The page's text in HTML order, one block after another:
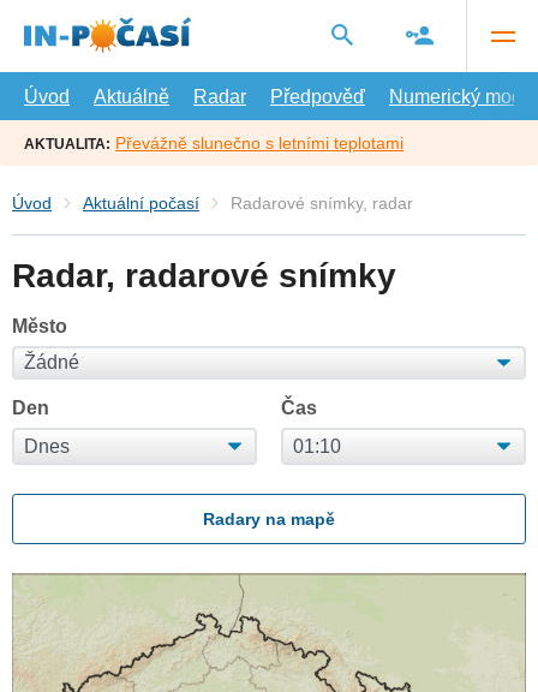
hlavní
Úvod
Aktuálně Radar Předpověď Numerický model
AKTUALITA: Převážně slunečno s letními teplotami
Úvod Aktuální počasí Radarové snímky, radar
Radar, radarové snímky
Město
Den Čas
Radary na mapě